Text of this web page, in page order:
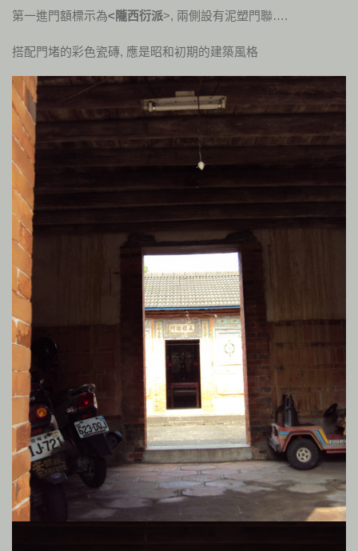
第一進門額標示為<隴西衍派>, 兩側設有泥塑門聯….
搭配門堵的彩色瓷磚, 應是昭和初期的建築風格